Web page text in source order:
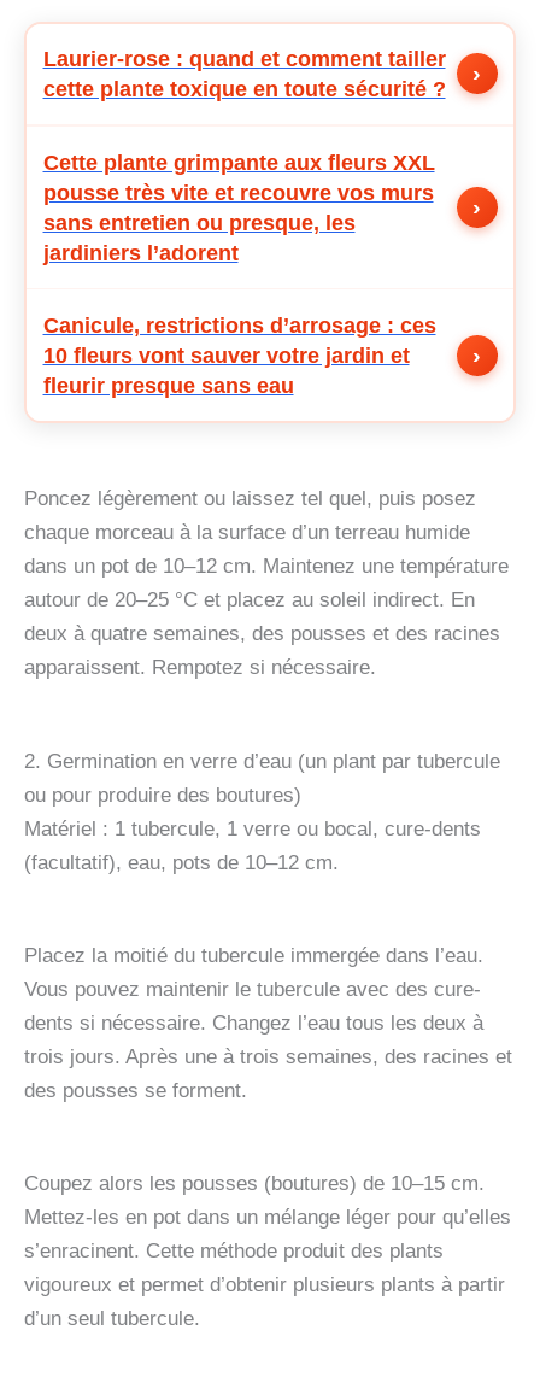
Laurier-rose : quand et comment tailler
cette plante toxique en toute sécurité ?
›
Cette plante grimpante aux fleurs XXL
pousse très vite et recouvre vos murs
sans entretien ou presque, les
jardiniers l’adorent
›
Canicule, restrictions d’arrosage : ces
10 fleurs vont sauver votre jardin et
fleurir presque sans eau
›
Poncez légèrement ou laissez tel quel, puis posez
chaque morceau à la surface d’un terreau humide
dans un pot de 10–12 cm. Maintenez une température
autour de 20–25 °C et placez au soleil indirect. En
deux à quatre semaines, des pousses et des racines
apparaissent. Rempotez si nécessaire.
2. Germination en verre d’eau (un plant par tubercule
ou pour produire des boutures)
Matériel : 1 tubercule, 1 verre ou bocal, cure-dents
(facultatif), eau, pots de 10–12 cm.
Placez la moitié du tubercule immergée dans l’eau.
Vous pouvez maintenir le tubercule avec des cure-
dents si nécessaire. Changez l’eau tous les deux à
trois jours. Après une à trois semaines, des racines et
des pousses se forment.
Coupez alors les pousses (boutures) de 10–15 cm.
Mettez-les en pot dans un mélange léger pour qu’elles
s’enracinent. Cette méthode produit des plants
vigoureux et permet d’obtenir plusieurs plants à partir
d’un seul tubercule.